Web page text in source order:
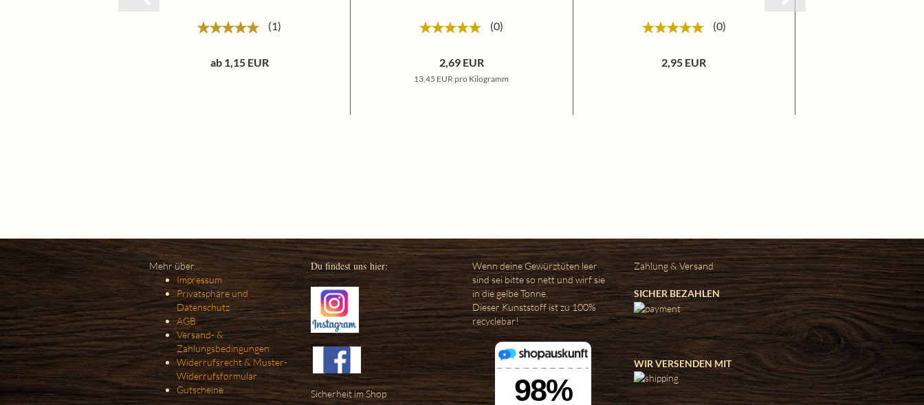
1
ab 1,15 EUR
0
2,69 EUR
13,45 EUR pro Kilogramm
0
2,95 EUR
Mehr über...
Impressum
Privatsphäre und
Datenschutz
AGB
Versand- &
Zahlungsbedingungen
Widerrufsrecht & Muster-
Widerrufsformular
Gutscheine
Du findest uns hier:
Sicherheit im Shop
Wenn deine Gewürztüten leer
sind sei bitte so nett und wirf sie
in die gelbe Tonne.
Dieser Kunststoff ist zu 100%
recyclebar!
Zahlung & Versand
SICHER BEZAHLEN
WIR VERSENDEN MIT